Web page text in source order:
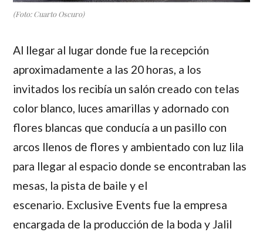
(Foto: Cuarto Oscuro)
Al llegar al lugar donde fue la recepción
aproximadamente a las 20 horas, a los
invitados los recibía un salón creado con telas
color blanco, luces amarillas y adornado con
flores blancas que conducía a un pasillo con
arcos llenos de flores y ambientado con luz lila
para llegar al espacio donde se encontraban las
mesas, la pista de baile y el
escenario. Exclusive Events fue la empresa
encargada de la producción de la boda y Jalil